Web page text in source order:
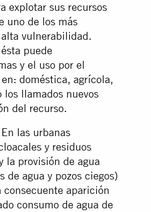
explotar sus recursos
uno de los más
vulnerabilidad.
puede
y el uso por el
doméstica, agrícola,
llamados nuevos
del recurso.
las urbanas
y residuos
la provisión de agua
agua y pozos ciegos)
aparición
consumo de agua de